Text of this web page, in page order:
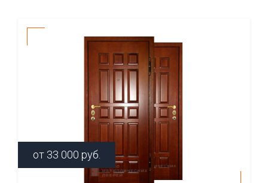
от 33 000 руб.